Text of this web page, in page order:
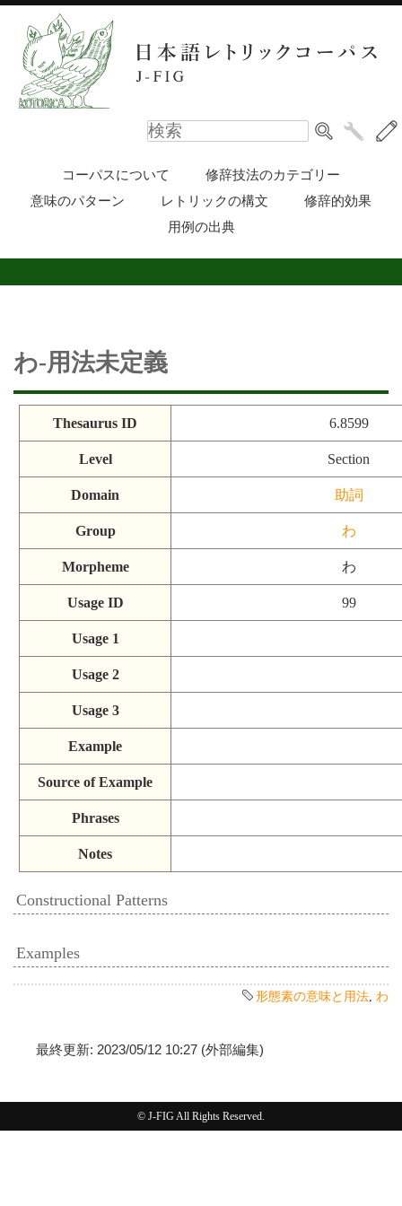
コーパスについて
修辞技法のカテゴリー
意味のパターン
レトリックの構文
修辞的効果
用例の出典
わ-用法未定義
Thesaurus ID 6.8599
Level Section
Domain 助詞
Group わ
Morpheme わ
Usage ID 99
Usage 1
Usage 2
Usage 3
Example
Source of Example
Phrases
Notes
Constructional Patterns
Examples
形態素の意味と用法 わ
最終更新: 2023/05/12 10:27 (外部編集)
© J-FIG All Rights Reserved.